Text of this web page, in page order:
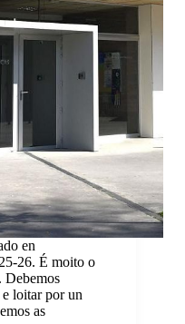
en
26. É moito o
Debemos
loitar por un
as